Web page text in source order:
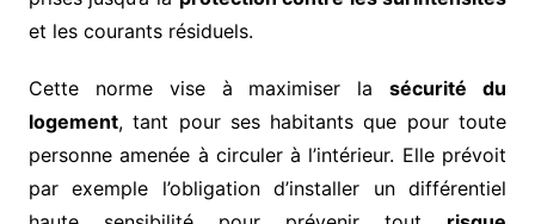
et les courants résiduels.
Cette norme vise à maximiser lasécurité du
logement, tant pour ses habitants que pour toute
personne amenée à circuler à l’intérieur. Elle prévoit
par exemple l’obligation d’installer un différentiel